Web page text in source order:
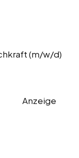
(m/w/d)
Anzeige